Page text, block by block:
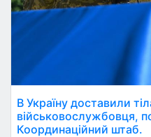
В Україну доставили
військовослужбовця,
Координаційний штаб.